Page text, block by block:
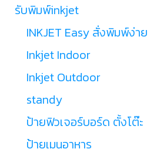
รับพิมพ์inkjet
INKJET Easy สั่งพิมพ์ง่า
Inkjet Indoor
Inkjet Outdoor
standy
ป้ายฟิวเจอร์บอร์ด ตั้งโต๊ะ
ป้ายเมนูอาหาร